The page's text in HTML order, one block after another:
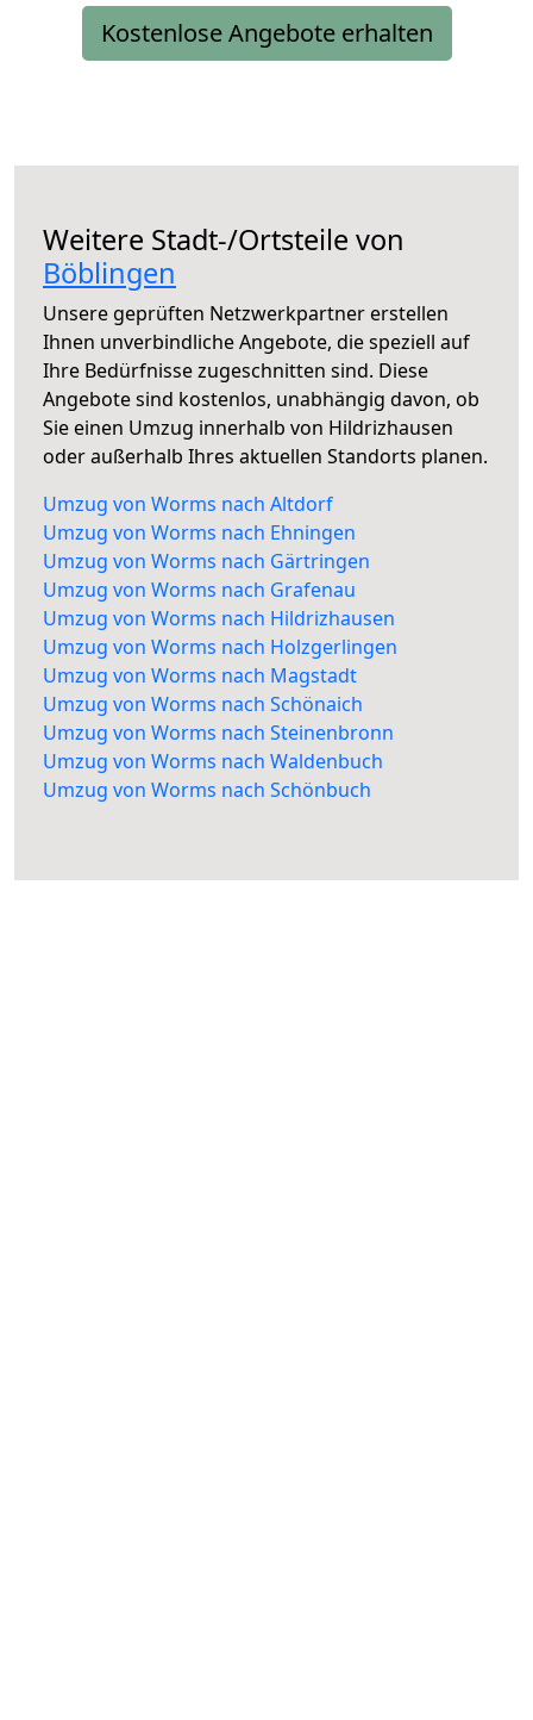
Kostenlose Angebote erhalten
Weitere Stadt-/Ortsteile von
Böblingen
Unsere geprüften Netzwerkpartner erstellen
Ihnen unverbindliche Angebote, die speziell auf
Ihre Bedürfnisse zugeschnitten sind. Diese
Angebote sind kostenlos, unabhängig davon, ob
Sie einen Umzug innerhalb von Hildrizhausen
oder außerhalb Ihres aktuellen Standorts planen.
Umzug von Worms nach Altdorf
Umzug von Worms nach Ehningen
Umzug von Worms nach Gärtringen
Umzug von Worms nach Grafenau
Umzug von Worms nach Hildrizhausen
Umzug von Worms nach Holzgerlingen
Umzug von Worms nach Magstadt
Umzug von Worms nach Schönaich
Umzug von Worms nach Steinenbronn
Umzug von Worms nach Waldenbuch
Umzug von Worms nach Schönbuch